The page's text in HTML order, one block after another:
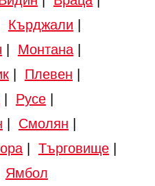
Кърджали
Монтана|
| Плевен
Русе|
Смолян
| Търговище|
Ямбол